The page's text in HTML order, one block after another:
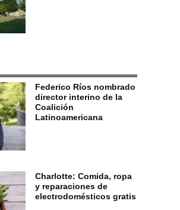
Federico Ríos nombrado
director interino de la
Coalición
Latinoamericana
Charlotte: Comida, ropa
y reparaciones de
electrodomésticos gratis